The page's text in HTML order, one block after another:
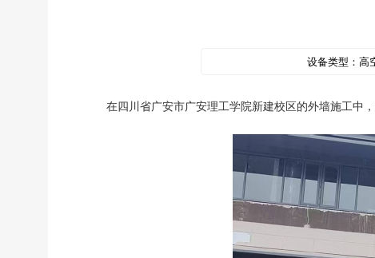
设备类型：高
在四川省广安市广安理工学院新建校区的外墙施工中